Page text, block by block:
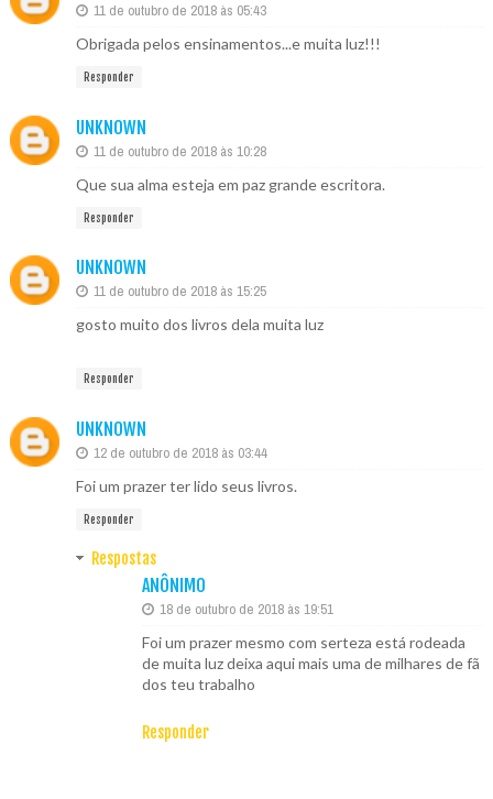
11 de outubro de 2018 às 05:43
Obrigada pelos ensinamentos...e muita luz!!!
Responder
UNKNOWN
11 de outubro de 2018 às 10:28
Que sua alma esteja em paz grande escritora.
Responder
UNKNOWN
11 de outubro de 2018 às 15:25
gosto muito dos livros dela muita luz
Responder
UNKNOWN
12 de outubro de 2018 às 03:44
Foi um prazer ter lido seus livros.
Responder
Respostas
ANÔNIMO
18 de outubro de 2018 às 19:51
Foi um prazer mesmo com serteza está rodeada
de muita luz deixa aqui mais uma de milhares de fã
dos teu trabalho
Responder